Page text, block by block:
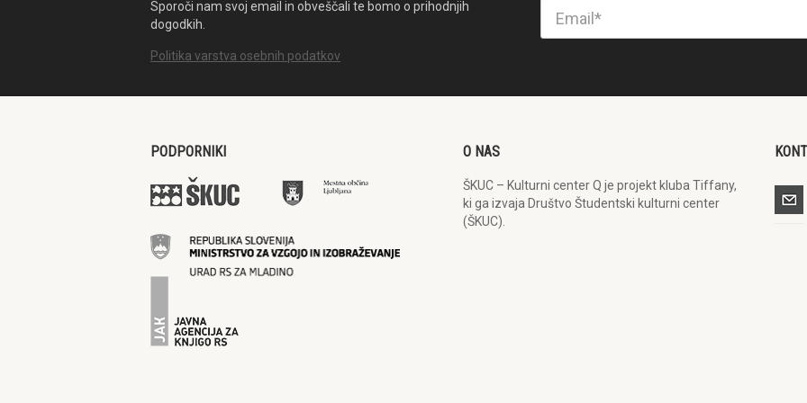
Sporoči nam svoj email in obveščali te bomo o prihodnjih
dogodkih.
Politika varstva osebnih podatkov
PODPORNIKI O NAS
ŠKUC – Kulturni center Q je projekt kluba Tiffany,
ki ga izvaja Društvo Študentski kulturni center
(ŠKUC).